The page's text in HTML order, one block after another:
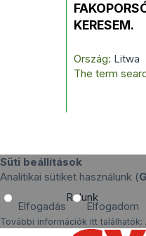
KERESEM.
Ország: Litwa
The term
Süti beállítások
Analitikai sütiket használunk (
Elfogadás Elfogadom
További információk itt találhatók:
Rólunk